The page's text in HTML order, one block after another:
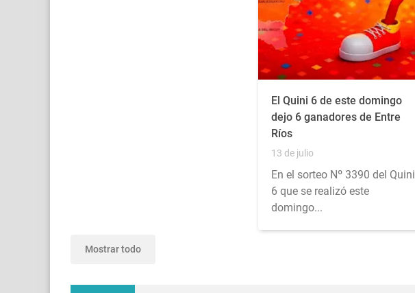
El Quini 6 de este domingo
dejo 6 ganadores de Entre
Ríos
13 de julio
En el sorteo Nº 3390 del Quini
6 que se realizó este
domingo...
Mostrar todo